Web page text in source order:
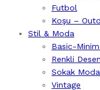
Futbol
Koşu –
Stil & Moda
Basic-
Renkli
Sokak
Vintage